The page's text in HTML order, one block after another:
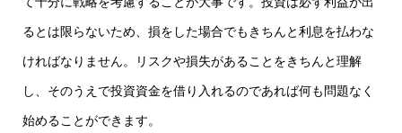
るとは限らないため、損をした場合でもきちんと利息を払わな
ければなりません。リスクや損失があることをきちんと理解
し、そのうえで投資資金を借り入れるのであれば何も問題なく
始めることができます。